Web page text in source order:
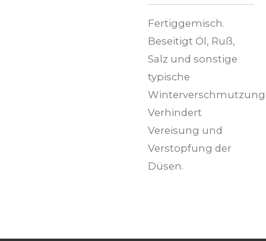
Fertiggemisch.
Beseitigt Öl, Ruß,
Salz und sonstige
typische
Verhindert
Vereisung und
Verstopfung der
Düsen.